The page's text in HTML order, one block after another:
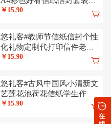
打印可定制
￥15.90
悠礼客#教师节信纸信封个性
化礼物定制代打印信件老师
感恩感谢信
￥15.90
悠礼客#古风中国风小清新文
艺莲花池荷花信纸学生作业
纸可代打印
￥15.90